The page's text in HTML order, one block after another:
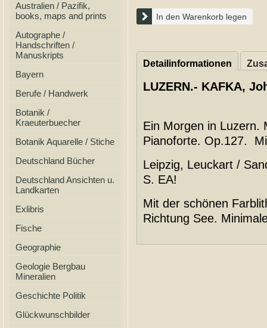
Australien / Pazifik,
books, maps and prints
Autographe /
Handschriften /
Manuskripts
Bayern
Berufe / Handwerk
Botanik /
Kraeuterbuecher
Botanik Aquarelle / Stiche
Deutschland Bücher
Deutschland Ansichten u.
Landkarten
Exlibris
Fische
Geographie
Geologie Bergbau
Mineralien
Geschichte Politik
Glückwunschbilder
In den Warenkorb legen
Detailinformationen
LUZERN.- KAFKA,
Ein Morgen in Luzern.
Pianoforte. Op.127.
Leipzig, Leuckart /
S. EA!
Mit der schönen
Richtung See.